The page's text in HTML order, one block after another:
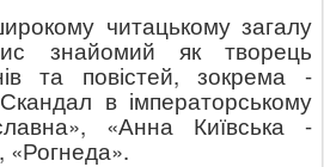
читацькому загалу
знайомий як творець
та повістей, зокрема -
в імператорському
«Анна Київська -
«Рогнеда».